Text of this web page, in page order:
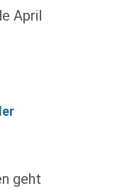
April
geht